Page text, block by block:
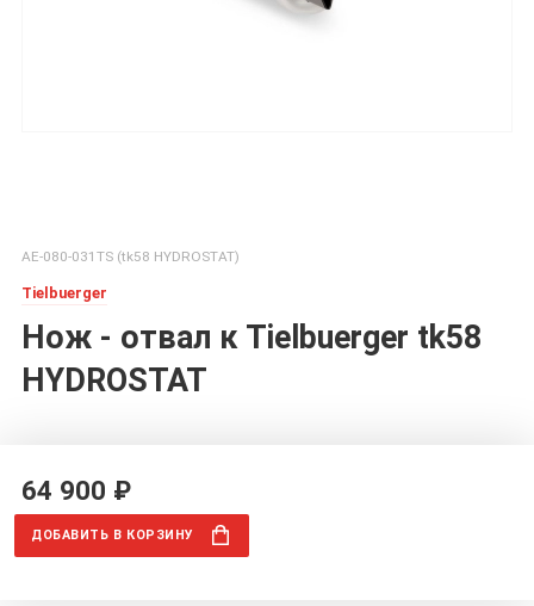
AE-080-031TS (tk58 HYDROSTAT)
Tielbuerger
Нож - отвал к Tielbuerger tk58
HYDROSTAT
64 900 ₽
ДОБАВИТЬ В КОРЗИНУ